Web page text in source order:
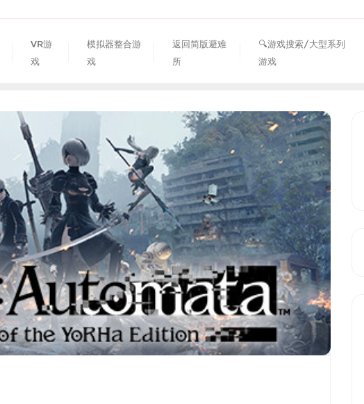
VR游
戏
模拟器整合游
戏
返回简版避难
所
🔍游戏搜索/大型系列
游戏